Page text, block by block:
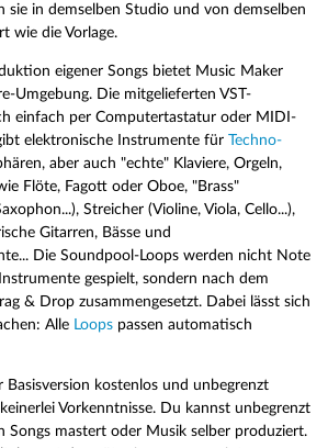
sie in demselben Studio und von demselben
wie die Vorlage.
eigener Songs bietet Music Maker
Umgebung. Die mitgelieferten VST-
einfach per Computertastatur oder MIDI-
elektronische Instrumente für Techno-
aber auch "echte" Klaviere, Orgeln,
Flöte, Fagott oder Oboe, "Brass"
Streicher (Violine, Viola, Cello...),
Gitarren, Bässe und
Die Soundpool-Loops werden nicht Note
gespielt, sondern nach dem
& Drop zusammengesetzt. Dabei lässt sich
Alle Loops passen automatisch
Basisversion kostenlos und unbegrenzt
Vorkenntnisse. Du kannst unbegrenzt
Songs mastert oder Musik selber produziert.